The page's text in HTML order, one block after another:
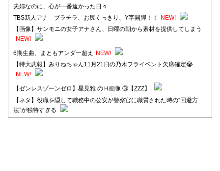
夫婦なのに、心が一番遠かった日々
TBS新人アナ ブラチラ、お尻くっきり、Y字開脚！！
NEW!
【画像】サンモニの女子アナさん、日曜の朝から素材を提供してしまう
NEW!
6期生曲、まともアンダー超え
NEW!
【特大悲報】みりねちゃん11月21日の乃木フライベント欠席確定😭
NEW!
【ゼンレスゾーンゼロ】星見雅 のＨ画像 ③【ZZZ】
【ネタ】役職を隠して職務中の公安が警察官に職質された時の“回避方
法”が独特すぎる